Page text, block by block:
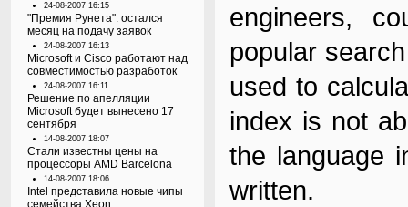
24-08-2007 16:15
"Премия Рунета": остался
месяц на подачу заявок
24-08-2007 16:13
Microsoft и Cisco работают над
совместимостью разработок
24-08-2007 16:11
Решение по апелляции
Microsoft будет вынесено 17
сентября
14-08-2007 18:07
Стали известны цены на
процессоры AMD Barcelona
14-08-2007 18:06
Intel представила новые чипы
семейства Xeon
engineers,
popular
used to
index is not
the language
written.